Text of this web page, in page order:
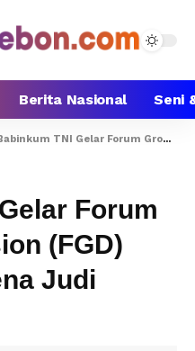
Berita Nasional Seni
Babinkum TNI Gelar Forum Group Discussion (FGD) Bahas Fenomena Judi Online
Forum
(FGD)
Judi